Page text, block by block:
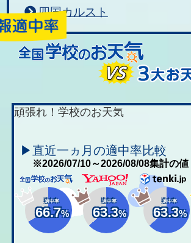
四国カルスト
頑張れ！学校のお天気
▶直近一ヵ月の適中率比較
※2026/07/10～2026/08/08集計の値
適中率
66.7%
適中率
63.3%
適中率
63.3%